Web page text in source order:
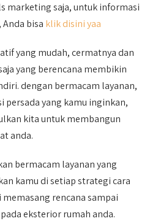
marketing saja, untuk informasi
bisa klik disini yaa
yang mudah, cermatnya dan
yang berencana membikin
dengan bermacam layanan,
persada yang kamu inginkan,
kita untuk membangun
anda.
bermacam layanan yang
kamu di setiap strategi cara
rencana sampai
eksterior rumah anda.